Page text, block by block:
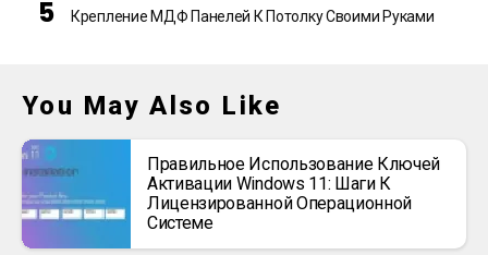
Крепление МДФ Панелей К Потолку Своими Руками
You May Also Like
Правильное Использование Ключей
Активации Windows 11: Шаги К
Лицензированной Операционной
Системе